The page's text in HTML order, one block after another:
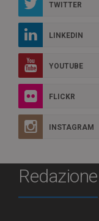
TWITTER
LINKEDIN
YOUTUBE
FLICKR
INSTAGRAM
Redazione